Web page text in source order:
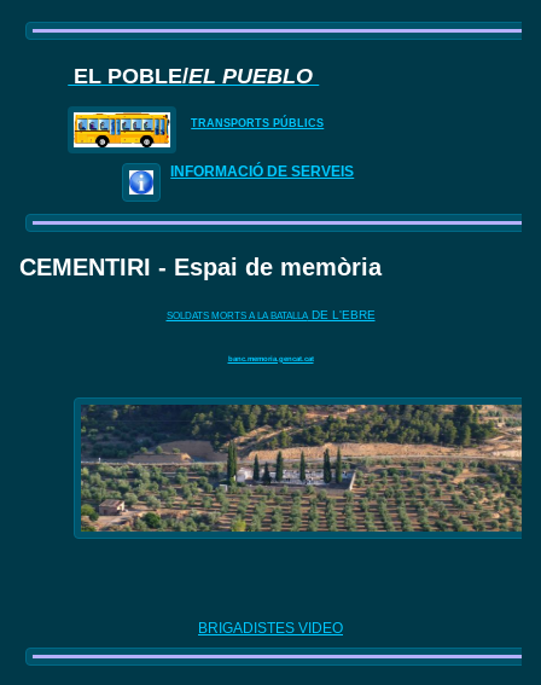
EL POBLE/EL PUEBLO
TRANSPORTS PÚBLICS
INFORMACIÓ DE SERVEIS
CEMENTIRI - Espai de memòria
SOLDATS MORTS A LA BATALLADE L'EBRE
banc.memoria.gencat.cat
BRIGADISTES VIDEO